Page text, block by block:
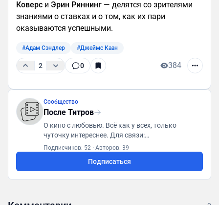
Коверс и Эрин Риннинг — делятся со зрителями
знаниями о ставках и о том, как их пари
оказываются успешными.
#Адам Сэндлер #Джеймс Каан
2 0 384
Сообщество
После Титров
О кино с любовью. Всё как у всех, только
чуточку интереснее. Для связи:
posletitrov@yandex.ru
Подписчиков: 52 · Авторов: 39
Подписаться